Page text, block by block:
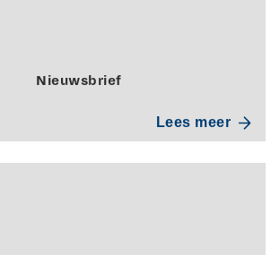
Nieuwsbrief
Lees meer